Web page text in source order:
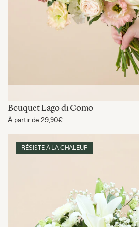
Bouquet Lago di Como
À partir de 29,90€
RÉSISTE À LA CHALEUR